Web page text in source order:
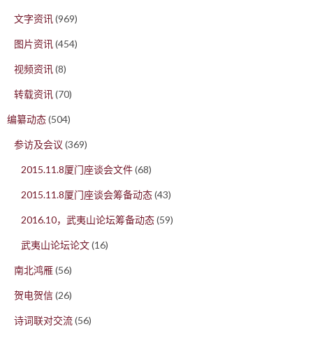
文字资讯(969)
图片资讯(454)
视频资讯(8)
转载资讯(70)
编纂动态(504)
参访及会议 (369)
2015.11.8厦门座谈会文件(68)
2015.11.8厦门座谈会筹备动态(43)
2016.10，武夷山论坛筹备动态(59)
武夷山论坛论文(16)
南北鸿雁(56)
贺电贺信(26)
诗词联对交流(56)